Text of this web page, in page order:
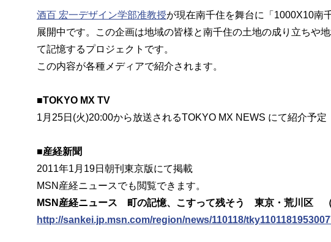
酒百 宏一デザイン学部准教授が現在南千住を舞台に「1000X10
展開中です。この企画は地域の皆様と南千住の土地の成り立ちや
て記憶するプロジェクトです。
この内容が各種メディアで紹介されます。
■TOKYO MX TV
1月25日(火)20:00から放送されるTOKYO MX NEWS にて紹介予定
■産経新聞
2011年1月19日朝刊東京版にて掲載
MSN産経ニュースでも閲覧できます。
MSN産経ニュース 町の記憶、こすって残そう 東京・荒川区 （
http://sankei.jp.msn.com/region/news/110118/